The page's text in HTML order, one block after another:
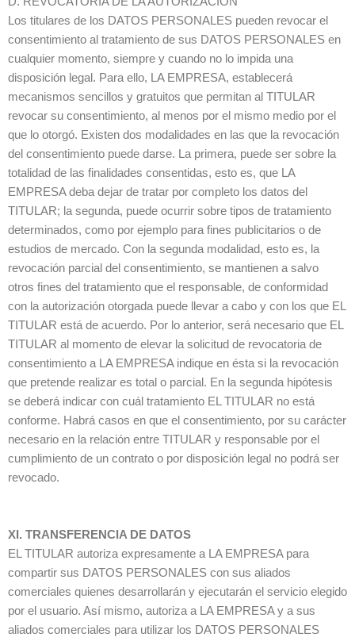
Los titulares de los DATOS PERSONALES pueden revocar el
consentimiento al tratamiento de sus DATOS PERSONALES en
cualquier momento, siempre y cuando no lo impida una
disposición legal. Para ello, LA EMPRESA, establecerá
mecanismos sencillos y gratuitos que permitan al TITULAR
revocar su consentimiento, al menos por el mismo medio por el
que lo otorgó. Existen dos modalidades en las que la revocación
del consentimiento puede darse. La primera, puede ser sobre la
totalidad de las finalidades consentidas, esto es, que LA
EMPRESA deba dejar de tratar por completo los datos del
TITULAR; la segunda, puede ocurrir sobre tipos de tratamiento
determinados, como por ejemplo para fines publicitarios o de
estudios de mercado. Con la segunda modalidad, esto es, la
revocación parcial del consentimiento, se mantienen a salvo
otros fines del tratamiento que el responsable, de conformidad
con la autorización otorgada puede llevar a cabo y con los que EL
TITULAR está de acuerdo. Por lo anterior, será necesario que EL
TITULAR al momento de elevar la solicitud de revocatoria de
consentimiento a LA EMPRESA indique en ésta si la revocación
que pretende realizar es total o parcial. En la segunda hipótesis
se deberá indicar con cuál tratamiento EL TITULAR no está
conforme. Habrá casos en que el consentimiento, por su carácter
necesario en la relación entre TITULAR y responsable por el
cumplimiento de un contrato o por disposición legal no podrá ser
revocado.
XI. TRANSFERENCIA DE DATOS
EL TITULAR autoriza expresamente a LA EMPRESA para
compartir sus DATOS PERSONALES con sus aliados
comerciales quienes desarrollarán y ejecutarán el servicio elegido
por el usuario. Así mismo, autoriza a LA EMPRESA y a sus
aliados comerciales para utilizar los DATOS PERSONALES